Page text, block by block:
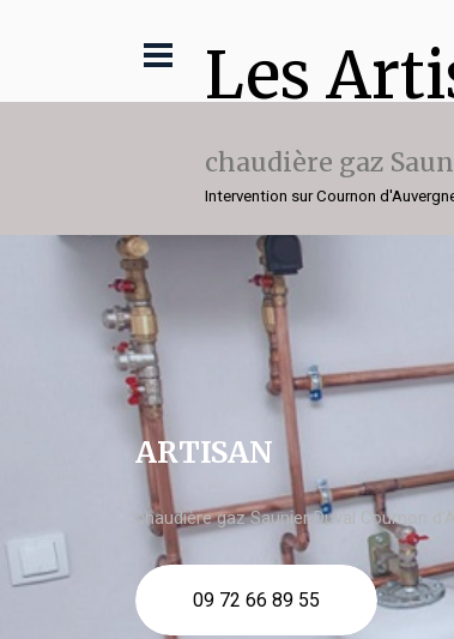
Les
chaudière gaz
Intervention sur Cournon
ARTISAN
chaudière gaz Saunier Duval Cournon
09 72 66 89 55